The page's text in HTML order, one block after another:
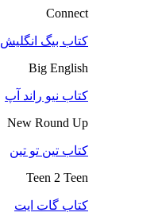
Connect
کتاب بیگ انگلیش
Big English
کتاب نیو راند آپ
New Round Up
کتاب تین تو تین
Teen 2 Teen
کتاب گات ایت